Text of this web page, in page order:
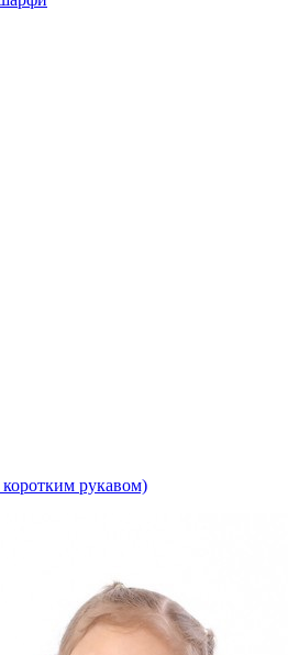
коротким рукавом)